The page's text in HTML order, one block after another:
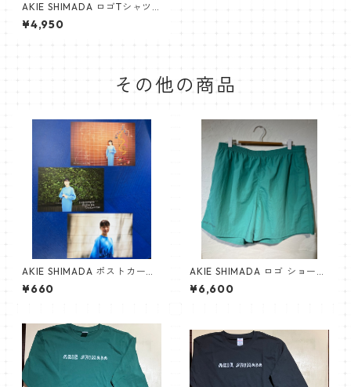
AKIE SHIMADA ロゴTシャツ
（黒）
¥4,950
その他の商品
AKIE SHIMADA ポストカード
3枚入り（Aセット）
¥660
AKIE SHIMADA ロゴ ショート
パンツ（緑）
¥6,600